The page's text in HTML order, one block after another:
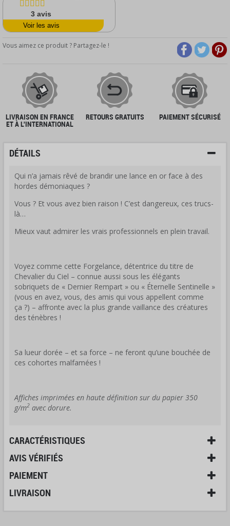
3avis
Voir les avis
Vous aimez ce produit ? Partagez-le !
LIVRAISON EN FRANCE
ET À L'INTERNATIONAL
RETOURS GRATUITS PAIEMENT SÉCURISÉ
DÉTAILS
Qui n’a jamais rêvé de brandir une lance en or face à des
hordes démoniaques ?
Vous ? Et vous avez bien raison ! C’est dangereux, ces trucs-
là…
Mieux vaut admirer les vrais professionnels en plein travail.
Voyez comme cette Forgelance, détentrice du titre de
Chevalier du Ciel – connue aussi sous les élégants
sobriquets de « Dernier Rempart » ou « Éternelle Sentinelle »
(vous en avez, vous, des amis qui vous appellent comme
ça ?) – affronte avec la plus grande vaillance des créatures
des ténèbres !
Sa lueur dorée – et sa force – ne feront qu’une bouchée de
ces cohortes malfamées !
Affiches imprimées en haute définition sur du papier 350
g/m2 avec dorure.
CARACTÉRISTIQUES
AVIS VÉRIFIÉS
PAIEMENT
LIVRAISON